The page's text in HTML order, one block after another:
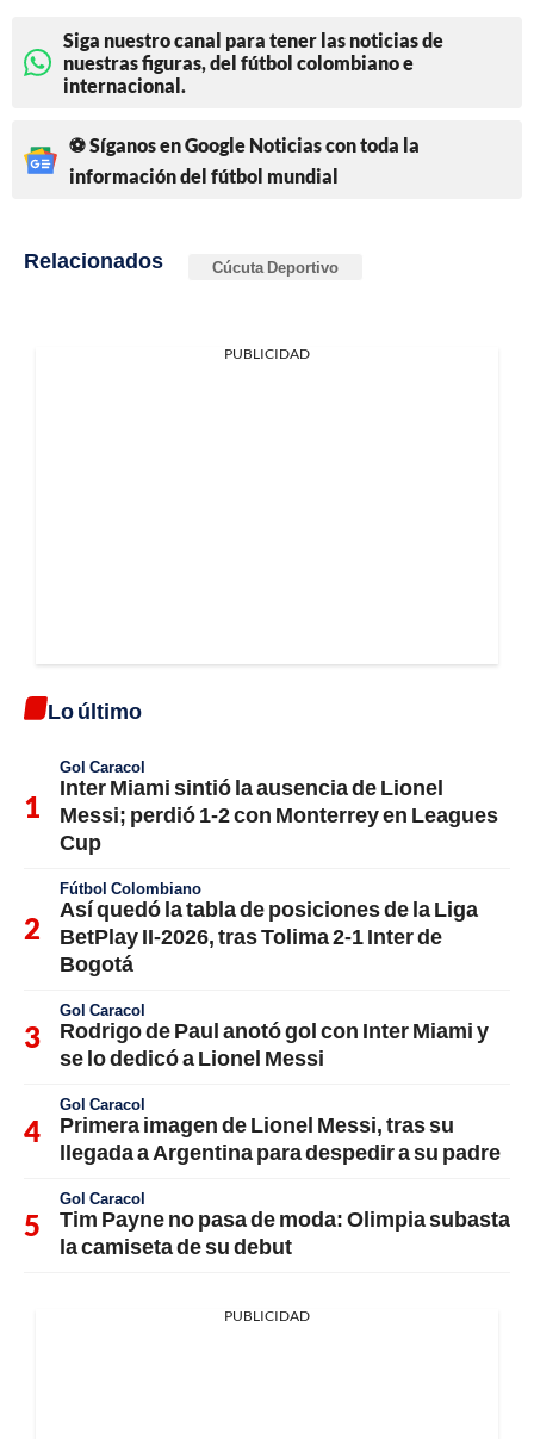
Siga nuestro canal para tener las noticias de
nuestras figuras, del fútbol colombiano e
internacional.
⚽ Síganos en Google Noticias con toda la
información del fútbol mundial
Relacionados Cúcuta Deportivo
PUBLICIDAD
Lo último
Gol Caracol
Inter Miami sintió la ausencia de Lionel
Messi; perdió 1-2 con Monterrey en Leagues
Cup
Fútbol Colombiano
Así quedó la tabla de posiciones de la Liga
BetPlay II-2026, tras Tolima 2-1 Inter de
Bogotá
Gol Caracol
Rodrigo de Paul anotó gol con Inter Miami y
se lo dedicó a Lionel Messi
Gol Caracol
Primera imagen de Lionel Messi, tras su
llegada a Argentina para despedir a su padre
Gol Caracol
Tim Payne no pasa de moda: Olimpia subasta
la camiseta de su debut
PUBLICIDAD